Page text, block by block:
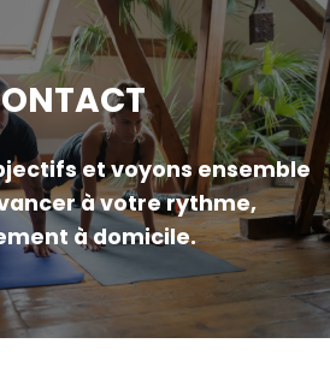
et voyons ensemble
à votre rythme,
à domicile.